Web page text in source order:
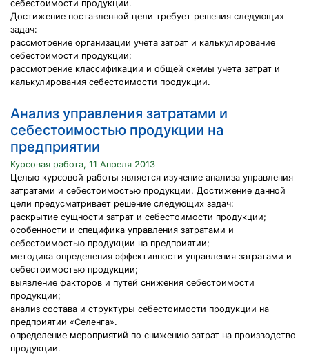
себестоимости продукции.
Достижение поставленной цели требует решения следующих
задач:
рассмотрение организации учета затрат и калькулирование
себестоимости продукции;
рассмотрение классификации и общей схемы учета затрат и
калькулирования себестоимости продукции.
Анализ управления затратами и
себестоимостью продукции на
предприятии
Курсовая работа, 11 Апреля 2013
Целью курсовой работы является изучение анализа управления
затратами и себестоимостью продукции. Достижение данной
цели предусматривает решение следующих задач:
раскрытие сущности затрат и себестоимости продукции;
особенности и специфика управления затратами и
себестоимостью продукции на предприятии;
методика определения эффективности управления затратами и
себестоимостью продукции;
выявление факторов и путей снижения себестоимости
продукции;
анализ состава и структуры себестоимости продукции на
предприятии «Селенга».
определение мероприятий по снижению затрат на производство
продукции.